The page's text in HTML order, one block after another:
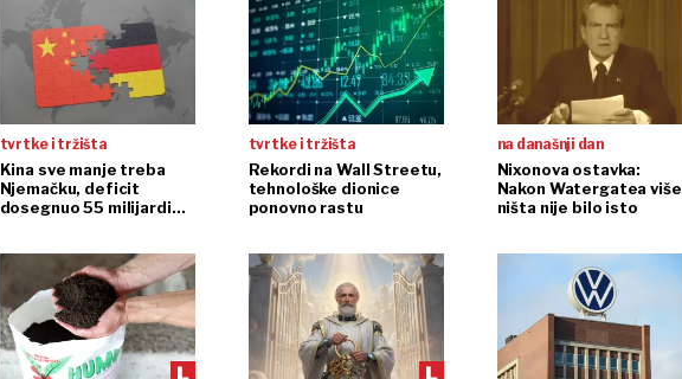
tvrtke i tržišta
Kina sve manje treba
Njemačku, deficit
dosegnuo 55 milijardi
tvrtke i tržišta
Rekordi na Wall Streetu,
tehnološke dionice
ponovno rastu
na današnji dan
Nixonova ostavka:
Nakon Watergatea više
ništa nije bilo isto